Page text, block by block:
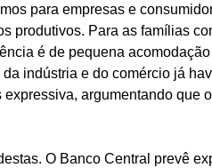
para empresas e
produtivos. Para as famílias
é de pequena
indústria e do comércio já
argumentando que
O Banco Central prevê